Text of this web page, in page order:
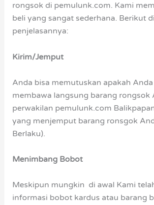
rongsok di pemulunk.com. Kami
beli yang sangat sederhana. Berikut
penjelasannya:
Kirim/Jemput
Anda bisa memutuskan apakah
membawa langsung barang rongsok
perwakilan pemulunk.com
yang menjemput barang ronsgok
Berlaku).
Menimbang Bobot
Meskipun mungkin di awal Kami
informasi bobot kardus atau barang